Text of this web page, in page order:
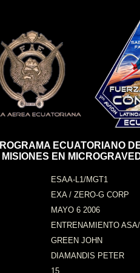
ECUATORIANO
MISIONES EN
ESAA-L1/MGT1
EXA / ZERO-G CORP
MAYO 6 2006
ENTRENAMIENTO
GREEN JOHN
DIAMANDIS PETER
15